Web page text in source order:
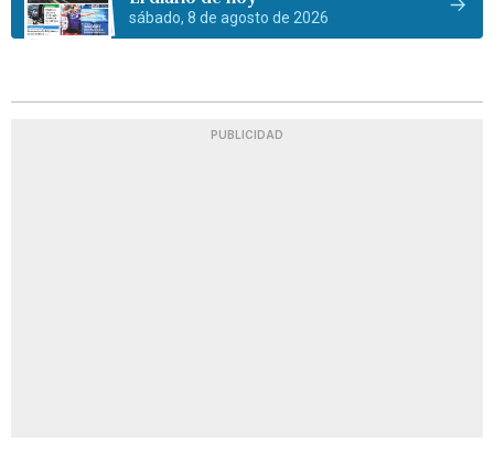
sábado, 8 de agosto de 2026
PUBLICIDAD